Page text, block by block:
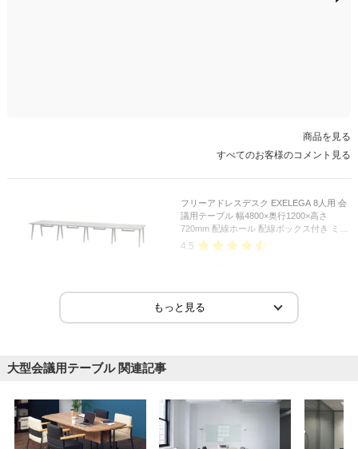
商品を見る
すべてのお客様のコメント見る
フリーアドレスデスク EXELEGA 8人用 会
議用テーブル 幅4800×奥行1200×高さ
720mm 配線ホール 配線ボックス付き ミー
ティングテーブル
4.5
ご購入者様
購入確認済み
下にあるケーブル収納が思ったより厚かったので、脇机の収納に
邪魔になった。
ネ
多
大型会議用テーブル 関連記事